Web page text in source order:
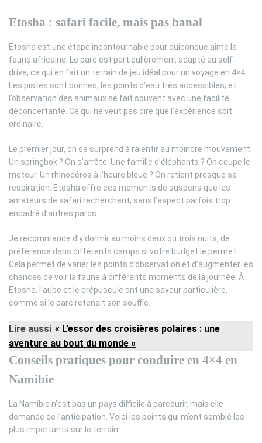
Etosha : safari facile, mais pas banal
Etosha est une étape incontournable pour quiconque aime la
faune africaine. Le parc est particulièrement adapté au self-
drive, ce qui en fait un terrain de jeu idéal pour un voyage en 4×4.
Les pistes sont bonnes, les points d’eau très accessibles, et
l’observation des animaux se fait souvent avec une facilité
déconcertante. Ce qui ne veut pas dire que l’expérience soit
ordinaire.
Le premier jour, on se surprend à ralentir au moindre mouvement.
Un springbok ? On s’arrête. Une famille d’éléphants ? On coupe le
moteur. Un rhinocéros à l’heure bleue ? On retient presque sa
respiration. Etosha offre ces moments de suspens que les
amateurs de safari recherchent, sans l’aspect parfois trop
encadré d’autres parcs.
Je recommande d’y dormir au moins deux ou trois nuits, de
préférence dans différents camps si votre budget le permet.
Cela permet de varier les points d’observation et d’augmenter les
chances de voir la faune à différents moments de la journée. À
Etosha, l’aube et le crépuscule ont une saveur particulière,
comme si le parc retenait son souffle.
Lire aussi « L’essor des croisières polaires : une
aventure au bout du monde »
Conseils pratiques pour conduire en 4×4 en
Namibie
La Namibie n’est pas un pays difficile à parcourir, mais elle
demande de l’anticipation. Voici les points qui m’ont semblé les
plus importants sur le terrain.